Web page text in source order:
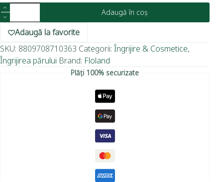
Adaugă în coș
Adaugă la favorite
SKU: 8809708710363 Categorii: Îngrijire & Cosmetice,
Îngrijirea părului Brand: Floland
Plăți 100% securizate